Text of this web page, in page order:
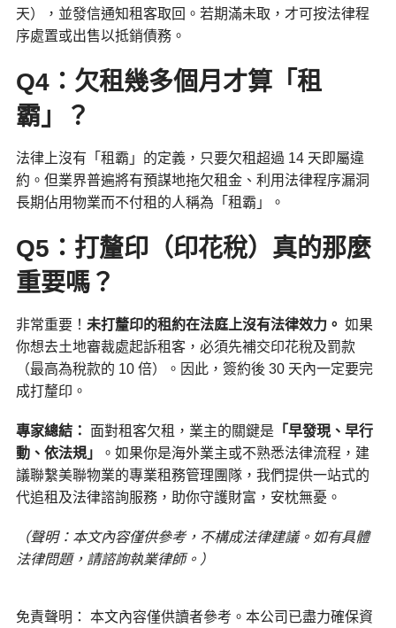
天），並發信通知租客取回。若期滿未取，才可按法律程
序處置或出售以抵銷債務。
Q4：欠租幾多個月才算「租
霸」？
法律上沒有「租霸」的定義，只要欠租超過 14 天即屬違
約。但業界普遍將有預謀地拖欠租金、利用法律程序漏洞
長期佔用物業而不付租的人稱為「租霸」。
Q5：打釐印（印花稅）真的那麼
重要嗎？
非常重要！ 未打釐印的租約在法庭上沒有法律效力。 如果
你想去土地審裁處起訴租客，必須先補交印花稅及罰款
（最高為稅款的 10 倍）。因此，簽約後 30 天內一定要完
成打釐印。
專家總結： 面對租客欠租，業主的關鍵是 「早發現、早行
動、依法規」
。如果你是海外業主或不熟悉法律流程，建
議聯繫美聯物業的專業租務管理團隊，我們提供一站式的
代追租及法律諮詢服務，助你守護財富，安枕無憂。
（聲明：本文內容僅供參考，不構成法律建議。如有具體
法律問題，請諮詢執業律師。）
免責聲明： 本文內容僅供讀者參考。本公司已盡力確保資